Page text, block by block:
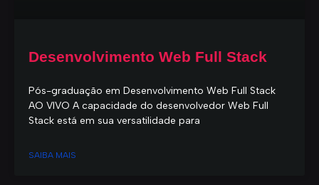
Desenvolvimento Web Full Stack
Pós-graduação em Desenvolvimento Web Full Stack
AO VIVO A capacidade do desenvolvedor Web Full
Stack está em sua versatilidade para
SAIBA MAIS